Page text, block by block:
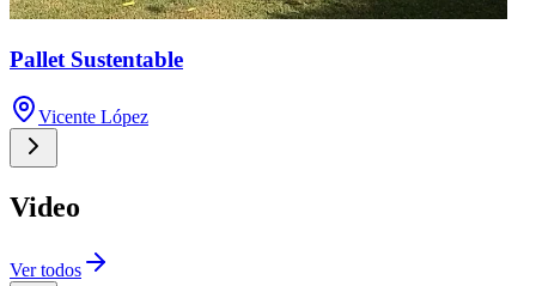
Pallet Sustentable
Vicente López
Video
Ver todos